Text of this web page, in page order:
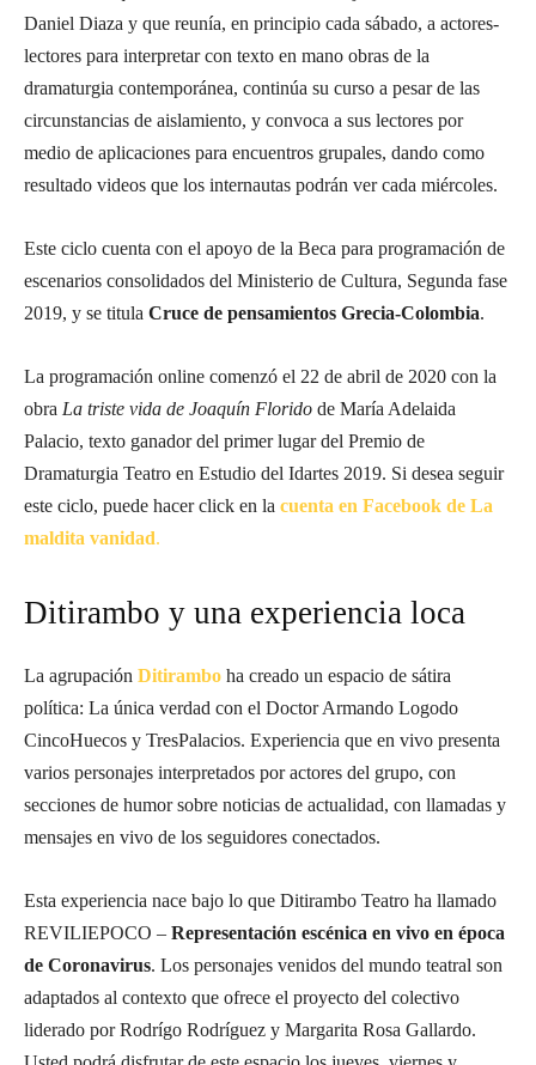
Daniel Diaza y que reunía, en principio cada sábado, a actores-
lectores para interpretar con texto en mano obras de la
dramaturgia contemporánea, continúa su curso a pesar de las
circunstancias de aislamiento, y convoca a sus lectores por
medio de aplicaciones para encuentros grupales, dando como
resultado videos que los internautas podrán ver cada miércoles.
Este ciclo cuenta con el apoyo de la Beca para programación de
escenarios consolidados del Ministerio de Cultura, Segunda fase
2019, y se titula Cruce de pensamientos Grecia-Colombia.
La programación online comenzó el 22 de abril de 2020 con la
obra La triste vida de Joaquín Florido de María Adelaida
Palacio, texto ganador del primer lugar del Premio de
Dramaturgia Teatro en Estudio del Idartes 2019. Si desea seguir
este ciclo, puede hacer click en la cuenta en Facebook de La
maldita vanidad.
Ditirambo y una experiencia loca
La agrupación Ditirambo ha creado un espacio de sátira
política: La única verdad con el Doctor Armando Logodo
CincoHuecos y TresPalacios. Experiencia que en vivo presenta
varios personajes interpretados por actores del grupo, con
secciones de humor sobre noticias de actualidad, con llamadas y
mensajes en vivo de los seguidores conectados.
Esta experiencia nace bajo lo que Ditirambo Teatro ha llamado
REVILIEPOCO – Representación escénica en vivo en época
de Coronavirus. Los personajes venidos del mundo teatral son
adaptados al contexto que ofrece el proyecto del colectivo
liderado por Rodrígo Rodríguez y Margarita Rosa Gallardo.